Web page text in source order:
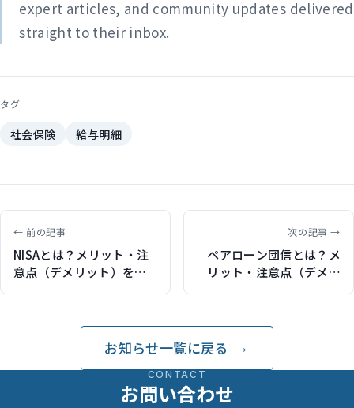
expert articles, and community updates delivered
straight to their inbox.
タグ
社会保険 給与明細
← 前の記事
NISAとは？メリット・注
意点（デメリット）を解
次の記事 →
ペアローン団信とは？メ
リット・注意点（デメリ
お知らせ一覧に戻る
CONTACT
お問い合わせ